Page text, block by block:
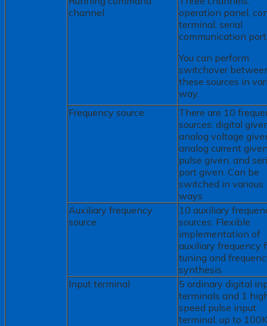
channel
operation panel,
terminal, serial
communication
You can perform
switchover
these sources in
way.
Frequency source
There are 10
sources: digital
analog voltage
analog current
pulse given, and
port given. Can be
switched in various
ways
Auxiliary frequency
source
10 auxiliary
sources. Flexible
implementation of
auxiliary frequency
tuning and
synthesis
Input terminal
5 ordinary digital
terminals and 1
speed pulse input
terminal, up to